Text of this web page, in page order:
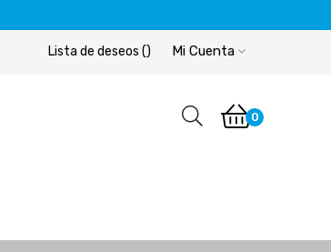
Mi Cuenta
Lista de deseos ()
0